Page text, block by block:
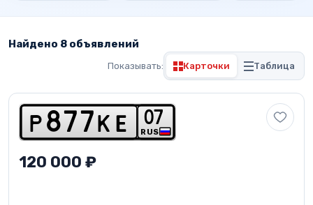
Найдено 8 объявлений
Показывать: Карточки Таблица
p 8 7 7 k e RUS
07
120 000 ₽